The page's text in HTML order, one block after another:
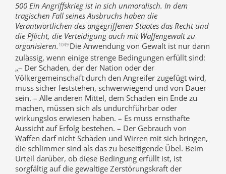
500 Ein Angriffskrieg ist in sich unmoralisch. In dem
tragischen Fall seines Ausbruchs haben die
Verantwortlichen des angegriffenen Staates das Recht und
die Pflicht, die Verteidigung auch mit Waffengewalt zu
organisieren. 1049 Die Anwendung von Gewalt ist nur dann
zulässig, wenn einige strenge Bedingungen erfüllt sind:
„– Der Schaden, der der Nation oder der
Völkergemeinschaft durch den Angreifer zugefügt wird,
muss sicher feststehen, schwerwiegend und von Dauer
sein. – Alle anderen Mittel, dem Schaden ein Ende zu
machen, müssen sich als undurchführbar oder
wirkungslos erwiesen haben. – Es muss ernsthafte
Aussicht auf Erfolg bestehen. – Der Gebrauch von
Waffen darf nicht Schäden und Wirren mit sich bringen,
die schlimmer sind als das zu beseitigende Übel. Beim
Urteil darüber, ob diese Bedingung erfüllt ist, ist
sorgfältig auf die gewaltige Zerstörungskraft der